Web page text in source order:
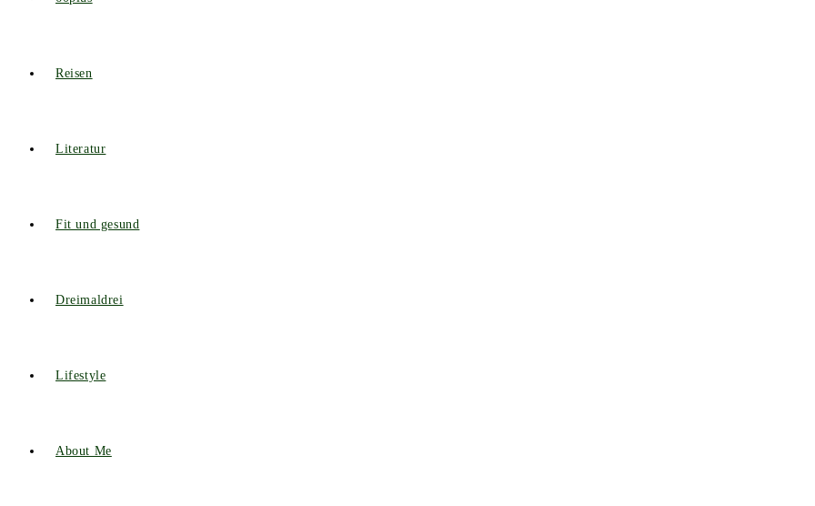
Reisen
Literatur
Fit und gesund
Dreimaldrei
Lifestyle
About Me